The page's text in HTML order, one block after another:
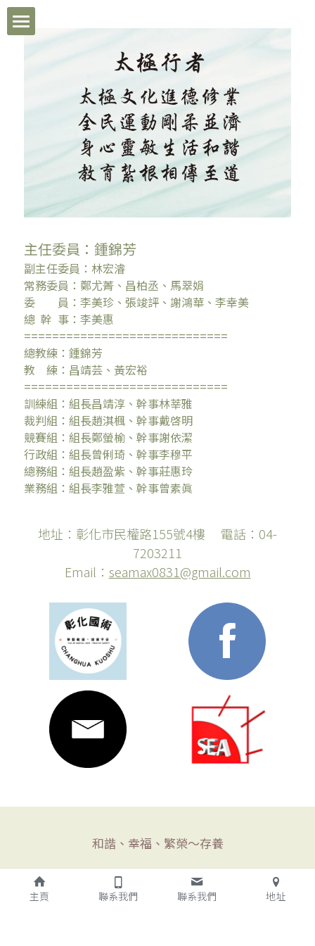
彰化市體育會太極拳委員會
想找教練
想聘裁判
想找地方學拳
活動訊息
活動快訊
生命動能.tw
彰化國術.tw
彰化縣太極武學會粉絲專頁
繁星點點
心靈太極千株苗
搜索
主任委員：鍾錦芳
副主任委員：林宏濬
常務委員：鄭尤菁、昌柏丞、馬翠娟
委　　員：李美珍、張竣評、謝鴻華、李幸美
總  幹  事：李美惠
=============================
總教練：鍾錦芳
教　練：昌靖芸、黃宏裕
=============================
訓練組：組長昌靖淳、幹事林莘雅
裁判組：組長趙淇楓、幹事戴啓明
競賽組：組長鄭螢榆、幹事謝依潔
行政組：組長曾俐琦、幹事李穆平
總務組：組長趙盈紫、幹事莊惠玲
業務組：組長李雅萱、幹事曾素眞
地址：彰化市民權路155號4樓 　電話：04-
7203211
Email： seamax0831@gmail.com
和諧、幸福、繁榮～存養
部落格分類
主頁 聯系我們 聯系我們 地址